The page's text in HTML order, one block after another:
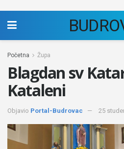
Početna Župa
Blagdan sv
Kataleni
Objavio Portal-Budrovac 25